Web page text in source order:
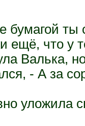
бумагой ты
ещё, что у
Валька,
- А за
уложила